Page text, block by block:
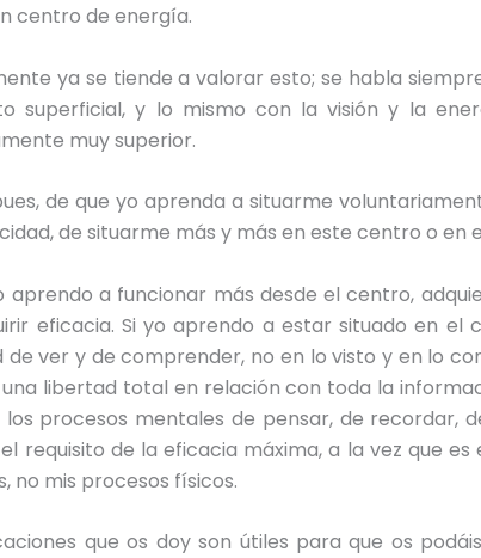
centro de energía.
ya se tiende a valorar esto; se habla
superficial, y lo mismo con la visión y la
muy superior.
de que yo aprenda a situarme
de situarme más y más en este centro o en
aprendo a funcionar más desde el centro,
eficacia. Si yo aprendo a estar situado en
ver y de comprender, no en lo visto y en lo
libertad total en relación con toda la
procesos mentales de pensar, de recordar,
requisito de la eficacia máxima, a la vez que
no mis procesos físicos.
que os doy son útiles para que os